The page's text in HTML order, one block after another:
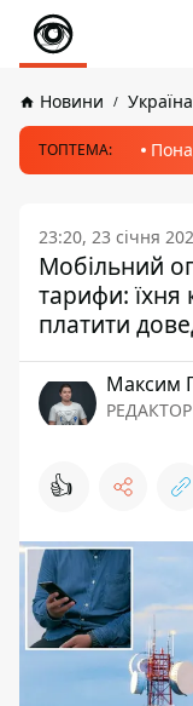
Новини Україна
ТОПТЕМА:
23:20, 23 січня
Мобільний
тарифи: їхня
платити
Максим
РЕДАКТОР
👍